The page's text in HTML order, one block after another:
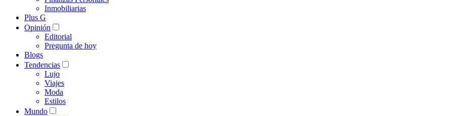
Inmobiliarias
Plus G
Opinión
Editorial
Pregunta de hoy
Blogs
Tendencias
Lujo
Viajes
Moda
Estilos
Mundo